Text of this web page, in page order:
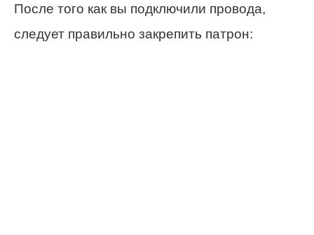
После того как вы подключили провода,
следует правильно закрепить патрон: